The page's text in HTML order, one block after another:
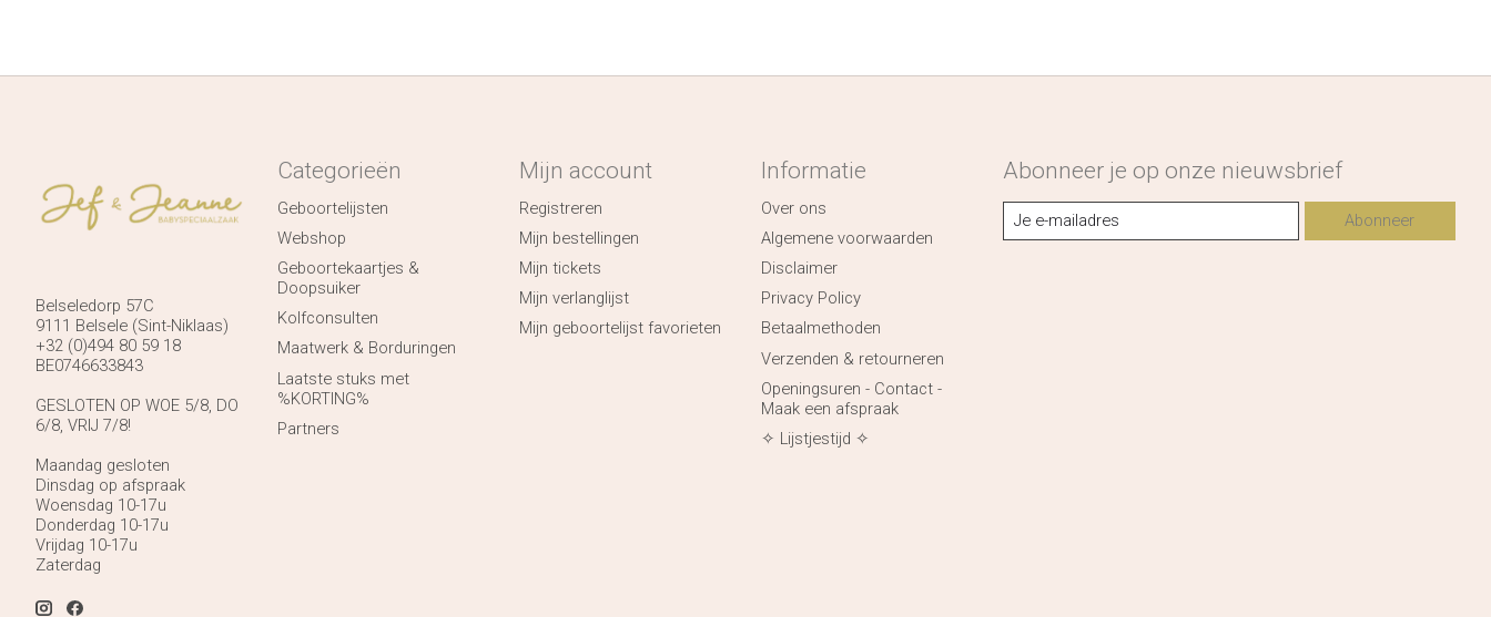
Belseledorp 57C
9111 Belsele (Sint-Niklaas)
+32 (0)494 80 59 18
BE0746633843
GESLOTEN OP WOE 5/8, DO
6/8, VRIJ 7/8!
Maandag gesloten
Dinsdag op afspraak
Woensdag 10-17u
Donderdag 10-17u
Vrijdag 10-17u
Zaterdag
Categorieën
Geboortelijsten
Webshop
Geboortekaartjes &
Doopsuiker
Kolfconsulten
Maatwerk & Borduringen
Laatste stuks met
%KORTING%
Partners
Mijn account
Registreren
Mijn bestellingen
Mijn tickets
Mijn verlanglijst
Mijn geboortelijst favorieten
Informatie
Over ons
Algemene voorwaarden
Disclaimer
Privacy Policy
Betaalmethoden
Verzenden & retourneren
Openingsuren - Contact -
Maak een afspraak
✧ Lijstjestijd ✧
Abonneer je op onze nieuwsbrief
Abonneer